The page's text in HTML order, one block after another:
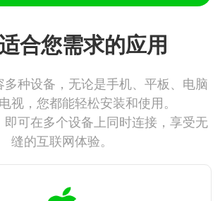
合您需求的应用
多种设备，无论是手机、平板、电脑
视，您都能轻松安装和使用。
可在多个设备上同时连接，享受无
缝的互联网体验。